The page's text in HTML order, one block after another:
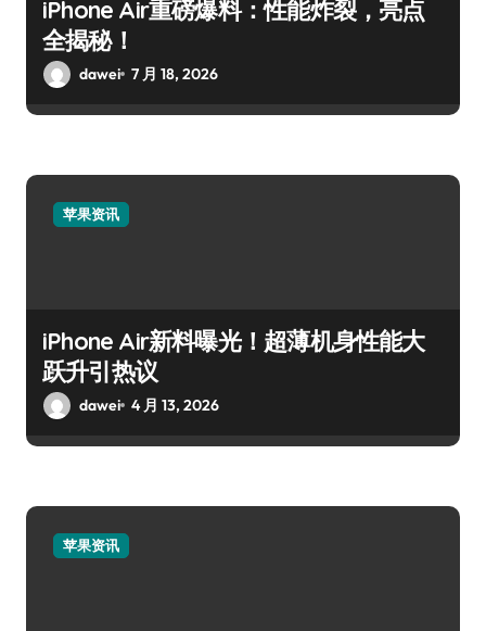
iPhone Air重磅爆料：性能炸裂，亮点
全揭秘！
dawei 7 月 18, 2026
苹果资讯
iPhone Air新料曝光！超薄机身性能大
跃升引热议
dawei 4 月 13, 2026
苹果资讯